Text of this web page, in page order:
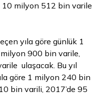
10 milyon 512 bin varile
yıla göre günlük 1
900 bin varile,
ulaşacak. Bu yıl
göre 1 milyon 240 bin
bin varili, 2017’de 95